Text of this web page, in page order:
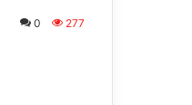
0 277